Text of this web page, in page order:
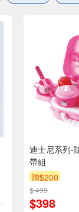
迪士尼系列-
帶組
贈$200
$ 499
$398